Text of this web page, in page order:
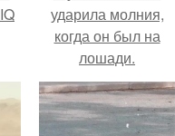
ударила молния,
когда он был на
лошади.